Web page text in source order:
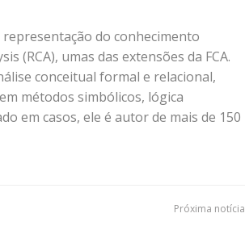
do conhecimento
(RCA), umas das extensões da FCA.
conceitual formal e relacional,
métodos simbólicos, lógica
em casos, ele é autor de mais de 150
Próxima notícia